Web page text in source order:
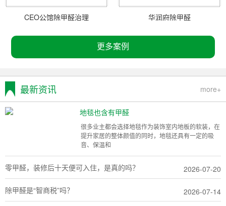
CEO公馆除甲醛治理 华润府除甲醛
更多案例
最新资讯 more+
地毯也含有甲醛
很多业主都会选择地毯作为装饰室内地板的软装，在
提升家居的整体颜值的同时，地毯还具有一定的吸
音、保温和
零甲醛，装修后十天便可入住，是真的吗？ 2026-07-20
除甲醛是“智商税”吗？ 2026-07-14